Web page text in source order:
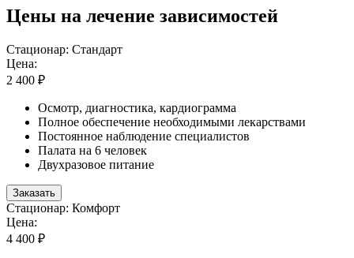
Цены на лечение зависимостей
Стационар: Стандарт
Цена:
2 400 ₽
Осмотр, диагностика, кардиограмма
Полное обеспечение необходимыми лекарствами
Постоянное наблюдение специалистов
Палата на 6 человек
Двухразовое питание
Заказать
Стационар: Комфорт
Цена:
4 400 ₽